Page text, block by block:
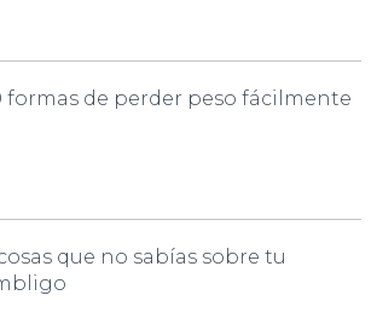
formas de perder peso fácilmente
que no sabías sobre tu